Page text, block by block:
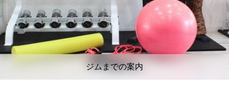
ジムまでの案内